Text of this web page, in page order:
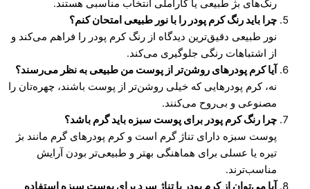
رنگ‌های بژ طبیعی یا کاراملی انتخاب مناسبی هستند.
چرا باید رنگ کرم پودر را با نور طبیعی امتحان کنم؟
نور طبیعی دقیق‌ترین دیدگاه از رنگ کرم پودر را فراهم می‌کند و
از اشتباهات رنگی جلوگیری می‌کند.
آیا کرم پودرهای روشن‌تر از پوست من طبیعی به نظر می‌رسند؟
نه، کرم پودرهایی که خیلی روشن‌تر از پوست باشند، چهره‌تان را
مصنوعی و بی‌روح می‌کنند.
چرا رنگ کرم پودر برای پوست سبزه باید گرم باشد؟
پوست سبزه دارای تناژ گرم است و کرم پودرهای گرم مانند بژ
تیره یا عسلی برای هماهنگی بهتر و طبیعی‌تر بودن آرایش
مناسب‌ترند.
آیا می‌توان از کرم پودر با تناژ سرد برای پوست سبزه استفاده